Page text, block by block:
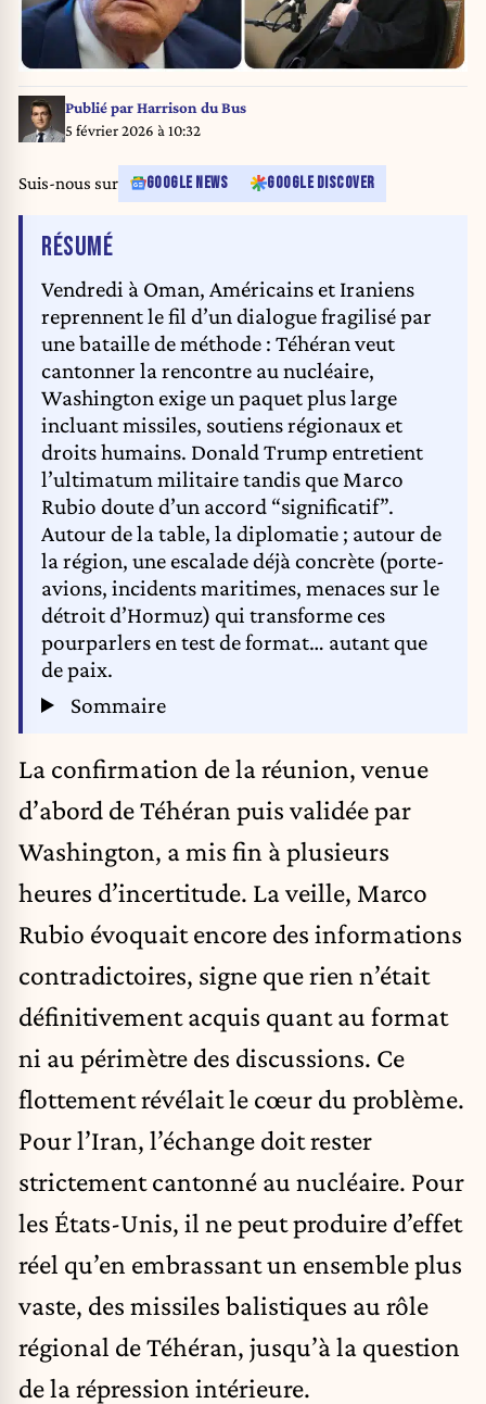
Publié parHarrison du Bus
5 février 2026 à 10:32
Suis-nous sur GOOGLE NEWS GOOGLE DISCOVER
RÉSUMÉDE L'ARTICLE
Vendredi à Oman, Américains et Iraniens
reprennent le fil d’un dialogue fragilisé par
une bataille de méthode : Téhéran veut
cantonner la rencontre au nucléaire,
Washington exige un paquet plus large
incluant missiles, soutiens régionaux et
droits humains. Donald Trump entretient
l’ultimatum militaire tandis que Marco
Rubio doute d’un accord “significatif”.
Autour de la table, la diplomatie ; autour de
la région, une escalade déjà concrète (porte-
avions, incidents maritimes, menaces sur le
détroit d’Hormuz) qui transforme ces
pourparlers en test de format… autant que
de paix.
Sommaire
La confirmation de la réunion, venue
d’abord de Téhéran puis validée par
Washington, a mis fin à plusieurs
heures d’incertitude. La veille, Marco
Rubio évoquait encore des informations
contradictoires, signe que rien n’était
définitivement acquis quant au format
ni au périmètre des discussions. Ce
flottement révélait le cœur du problème.
Pour l’Iran, l’échange doit rester
strictement cantonné au nucléaire. Pour
les États-Unis, il ne peut produire d’effet
réel qu’en embrassant un ensemble plus
vaste, des missiles balistiques au rôle
régional de Téhéran, jusqu’à la question
de la répression intérieure.